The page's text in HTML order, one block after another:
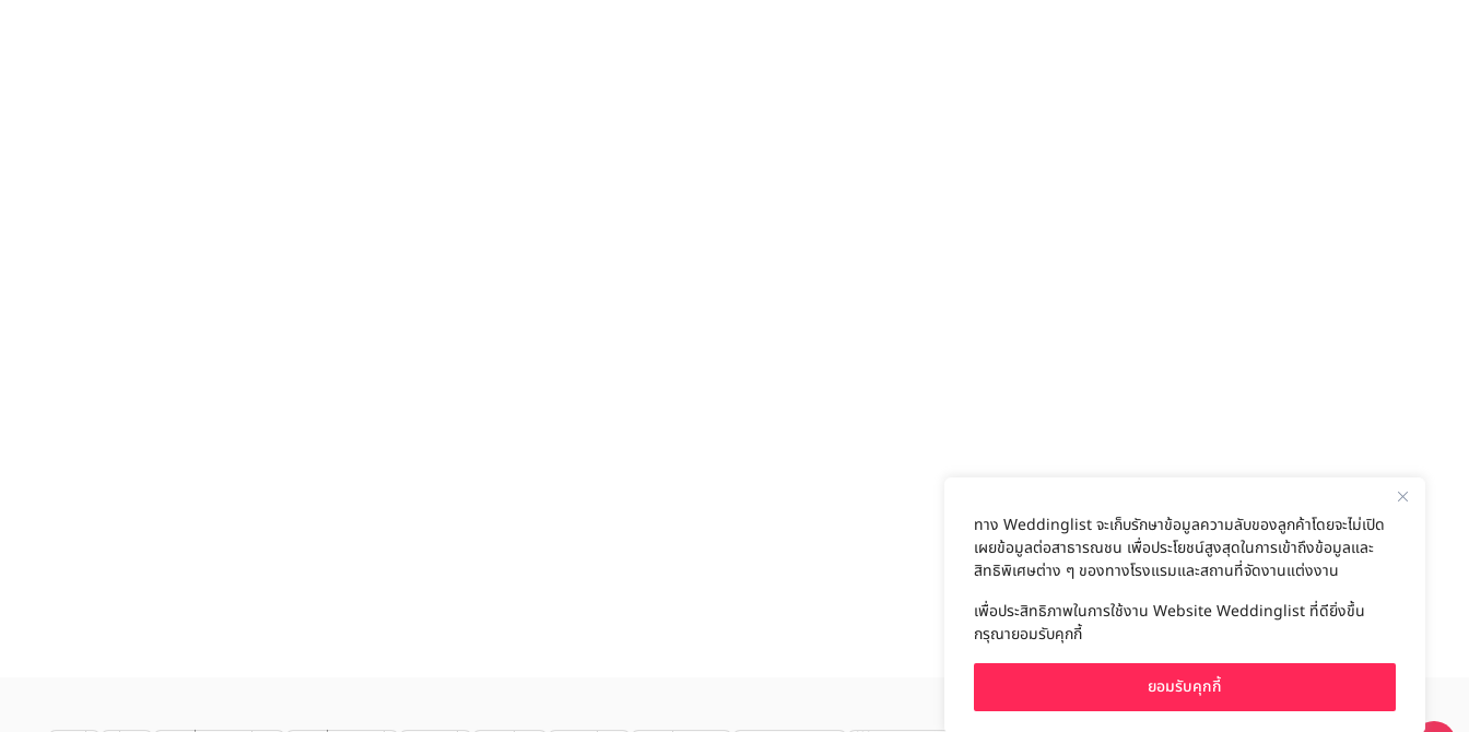
ทาง Weddinglist จะเก็บรักษาข้อมูลความลับของลูกค้าโดยจะไม่เปิด
เผยข้อมูลต่อสาธารณชน เพื่อประโยชน์สูงสุดในการเข้าถึงข้อมูลและ
สิทธิพิเศษต่าง ๆ ของทางโรงแรมและสถานที่จัดงานแต่งงาน
เพื่อประสิทธิภาพในการใช้งาน Website Weddinglist ที่ดียิ่งขึ้น
กรุณายอมรับคุกกี้
ยอมรับคุกกี้